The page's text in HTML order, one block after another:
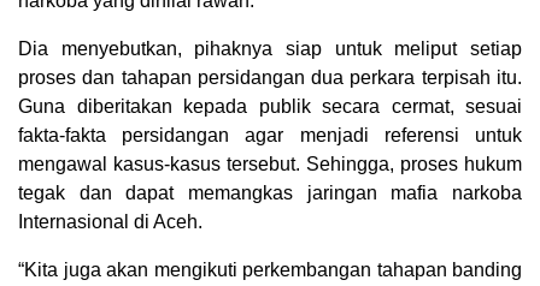
Dia menyebutkan, pihaknya siap untuk meliput setiap
proses dan tahapan persidangan dua perkara terpisah itu.
Guna diberitakan kepada publik secara cermat, sesuai
fakta-fakta persidangan agar menjadi referensi untuk
mengawal kasus-kasus tersebut. Sehingga, proses hukum
tegak dan dapat memangkas jaringan mafia narkoba
Internasional di Aceh.
“Kita juga akan mengikuti perkembangan tahapan banding